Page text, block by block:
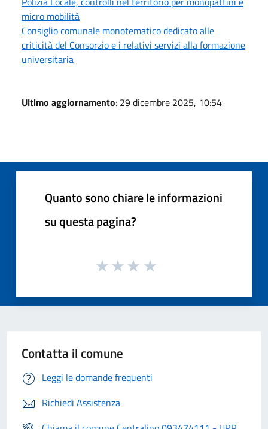
micro mobilità
Consiglio comunale monotematico dedicato alle
criticità del Consorzio e i relativi servizi alla formazione
universitaria
Ultimo aggiornamento: 29 dicembre 2025, 10:54
Quanto sono chiare le informazioni
su questa pagina?
Contatta il comune
Leggi le domande frequenti
Richiedi Assistenza